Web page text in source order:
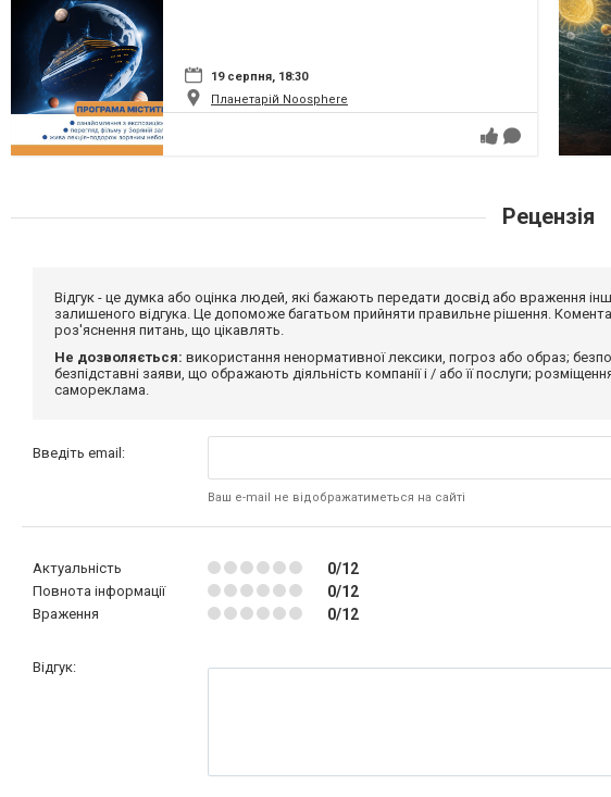
19 серпня, 18:30
Планетарій Noosphere
Рецензія
Відгук - це думка або оцінка людей, які бажають передати досвід або враження
залишеного відгука. Це допоможе багатьом прийняти правильне рішення.
роз'яснення питань, що цікавлять.
Не дозволяється: використання ненормативної лексики, погроз або образ;
безпідставні заяви, що ображають діяльність компанії і / або її послуги;
самореклама.
Введіть email:
Ваш e-mail не відображатиметься на сайті
Актуальність 0/12
Повнота інформації 0/12
Враження 0/12
Відгук: